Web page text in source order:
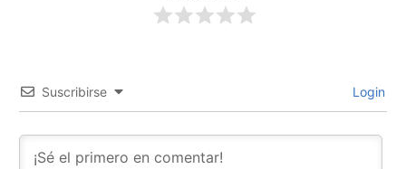
Suscribirse Login